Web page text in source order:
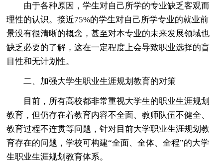
由于各种原因，学生对自己所学的专业缺乏客观而
理性的认识。接近75%的学生对自己所学专业的就业前
景没有很清晰的概念，甚至对本专业的未来发展领域也
缺乏必要的了解，这在一定程度上会导致职业选择的盲
目性和无计划性。
二、加强大学生职业生涯规划教育的对策
目前，所有高校都非常重视大学生的职业生涯规划
教育，但仍存在着教育内容不全面、教师队伍不健全、
教育过程不连贯等问题，针对目前大学职业生涯规划教
育存在的问题，学校可构建“全面、全体、全程”的大学
生职业生涯规划教育体系。